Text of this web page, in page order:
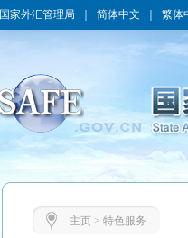
国家外汇管理局 简体中文 繁体
主页> 特色服务